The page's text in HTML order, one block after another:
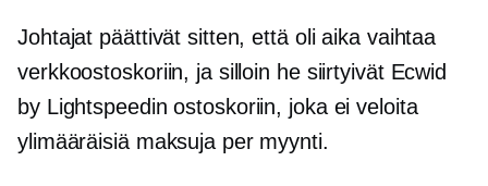
Johtajat päättivät sitten, että oli aika vaihtaa
verkkoostoskoriin, ja silloin he siirtyivät Ecwid
by Lightspeedin ostoskoriin, joka ei veloita
ylimääräisiä maksuja per myynti.